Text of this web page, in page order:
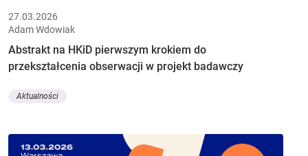
27.03.2026
Adam Wdowiak
Abstrakt na HKiD pierwszym krokiem do
przekształcenia obserwacji w projekt badawczy
Aktualności